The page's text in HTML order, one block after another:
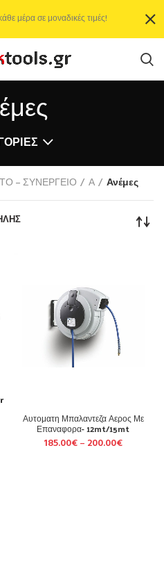
– ΣΥΝΕΡΓΕΙΟ Α Ανέμες
Αυτοματη Μπαλαντεζα Αερος Με
Επαναφορα- 12mt/15mt
185.00€– 200.00€
μέρα σε μοναδικές τιμές!